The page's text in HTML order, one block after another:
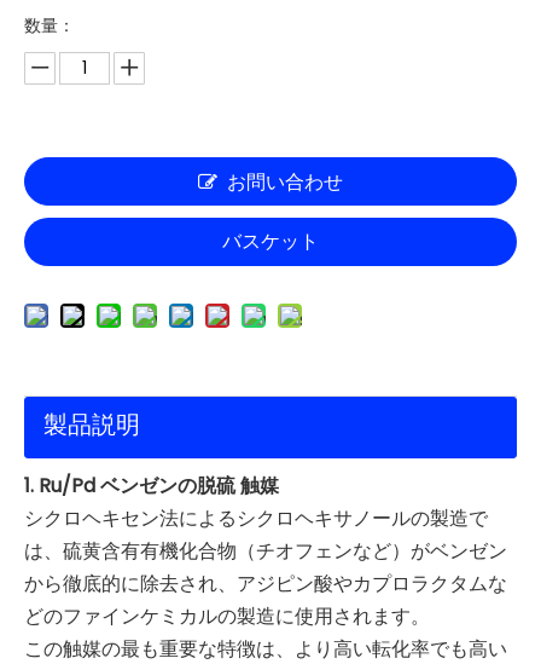
数量：
お問い合わせ
バスケット
製品説明
1. Ru/Pd ベンゼンの脱硫触媒
シクロヘキセン法によるシクロヘキサノールの製造で
は、硫黄含有有機化合物（チオフェンなど）がベンゼン
から徹底的に除去され、アジピン酸やカプロラクタムな
どのファインケミカルの製造に使用されます。
この触媒の最も重要な特徴は、より高い転化率でも高い